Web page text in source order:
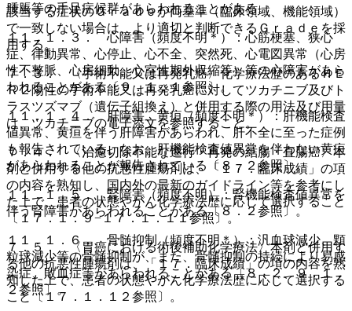
腫脹等の手足症候群があらわれることがある。
１１．１．３． 心障害（頻度不明＊）：心筋梗塞、狭心
症、律動異常、心停止、心不全、突然死、心電図異常（心房
性不整脈、心房細動、心室性期外収縮等）等の心障害があら
われることがある〔９．１．１参照〕。
１１．１．４． 肝障害、黄疸（頻度不明＊）：肝機能検査
値異常、黄疸を伴う肝障害があらわれ、肝不全に至った症例
も報告されている。なお、肝機能検査値異常を伴わない黄疸
があらわれることが報告されている〔８．２参照〕。
１１．１．５． 腎障害（頻度不明）：腎機能検査値異常を
伴う腎障害があらわれることがある〔８．２参照〕。
１１．１．６． 骨髄抑制（頻度不明＊）：汎血球減少、顆
粒球減少等の骨髄抑制が、また、骨髄抑制の持続により易感
染症、敗血症等があらわれることがある〔８．２、９．１．
２参照〕。
該当する症状のＧｒａｄｅが両基準（臨床領域、機能領域）
で一致しない場合は、より適切と判断できるＧｒａｄｅを採
用する。
７．３． 〈手術不能又は再発乳癌〉化学療法歴のあるＨＥ
Ｒ２陽性の手術不能又は再発乳癌に対してツカチニブ及びト
ラスツズマブ（遺伝子組換え）と併用する際の用法及び用量
は、ツカチニブの電子添文を参照すること。
７．４． 〈治癒切除不能な進行・再発の結腸・直腸癌〉本
剤と併用する他の抗悪性腫瘍剤は、「１７．臨床成績」の項
の内容を熟知し、国内外の最新のガイドライン等を参考にし
た上で、患者の状態やがん化学療法歴に応じて選択すること
〔１７．１．９−１７．１．１１参照〕。
７．５． 〈胃癌における術後補助化学療法〉本剤と併用す
る他の抗悪性腫瘍剤は、「１７．臨床成績」の項の内容を熟
知した上で、患者の状態やがん化学療法歴に応じて選択する
こと〔１７．１．１２参照〕。